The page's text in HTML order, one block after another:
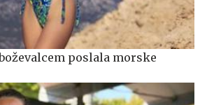
poslala morske